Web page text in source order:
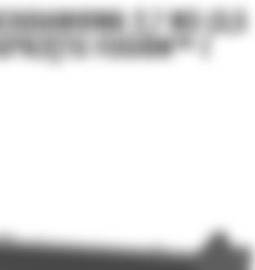
2,7 M3 (3,5
FUSION™ I